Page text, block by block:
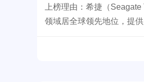
上榜理由：希捷（
领域居全球领先地位，提